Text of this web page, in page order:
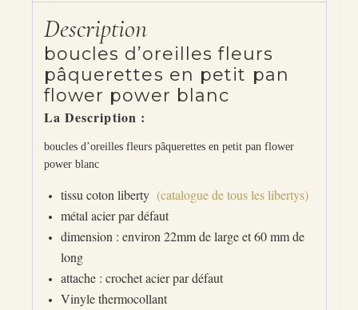
Description
boucles d’oreilles fleurs
pâquerettes en petit pan
flower power blanc
La Description :
boucles d’oreilles fleurs pâquerettes en petit pan flower
power blanc
tissu coton liberty (catalogue de tous les libertys)
métal acier par défaut
dimension : environ 22mm de large et 60 mm de
long
attache : crochet acier par défaut
Vinyle thermocollant